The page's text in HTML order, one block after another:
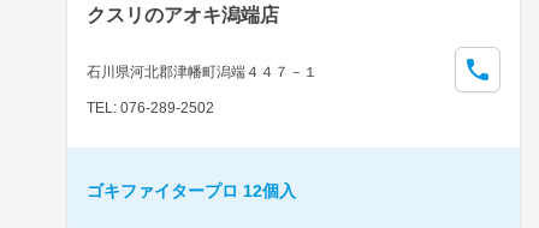
クスリのアオキ潟端店
石川県河北郡津幡町潟端４４７－１
TEL: 076-289-2502
ゴキファイタープロ 12個入